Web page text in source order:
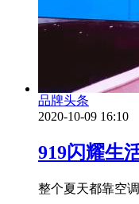
品牌头条
2020-10-09 16:10
919闪耀生
整个夏天都靠空